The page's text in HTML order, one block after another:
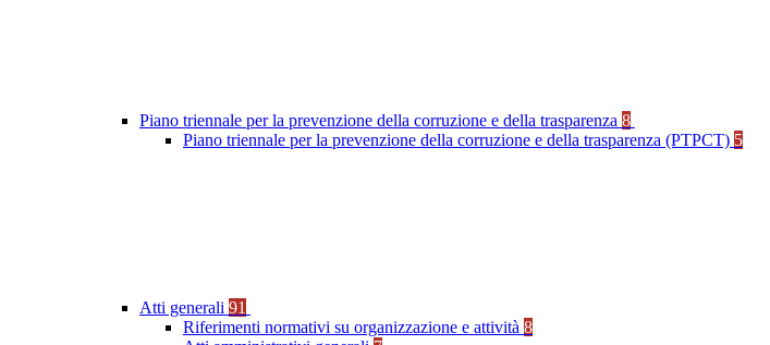
Piano triennale per la prevenzione della corruzione e della trasparenza 8
Piano triennale per la prevenzione della corruzione e della trasparenza (PTPCT) 5
Atti generali 91
Riferimenti normativi su organizzazione e attività 8